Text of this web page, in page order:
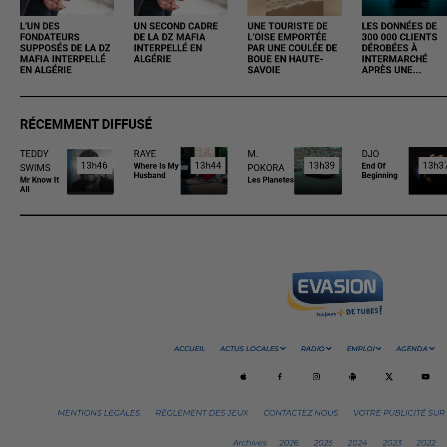
L’UN DES
FONDATEURS
SUPPOSÉS DE LA DZ
MAFIA INTERPELLÉ
EN ALGÉRIE
UN SECOND CADRE
DE LA DZ MAFIA
INTERPELLÉ EN
ALGÉRIE
UNE TOURISTE DE
L’OISE EMPORTÉE
PAR UNE COULÉE DE
BOUE EN HAUTE-
SAVOIE
LES DONNÉES DE
300 000 CLIENTS
DÉROBÉES À
INTERMARCHÉ
APRÈS UNE...
RÉCEMMENT DIFFUSÉ
TEDDY
SWIMS
Mr Know It
All
13h46
13h46
RAYE
Where Is My
Husband
13h44
13h44
M.
POKORA
Les Planetes
13h39
13h39
DJO
End Of
Beginning
ACCUEIL ACTUS LOCALES RADIO EMPLOI AGENDA
MENTIONS LEGALES RÈGLEMENT DES JEUX CONTACTEZ NOUS VOTRE PUBLICITÉ
Archives 2026 2025 2024 2023 2022